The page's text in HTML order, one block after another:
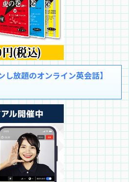
し放題のオンライン英会話】